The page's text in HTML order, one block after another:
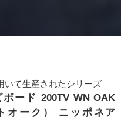
いて生産されたシリーズ
ード 200TV WN OAK
オーク） ニッポネア